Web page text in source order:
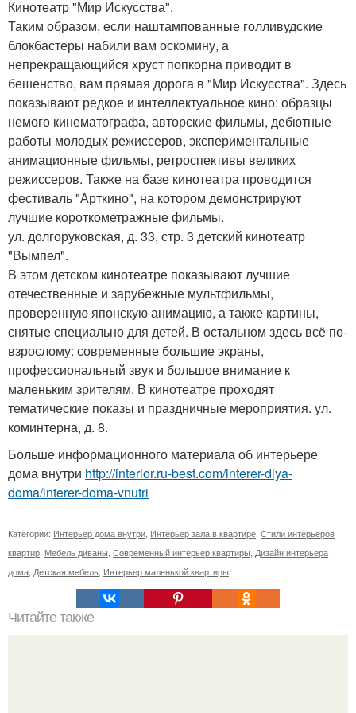
Кинотеатр "Мир Искусства".
Таким образом, если наштампованные голливудские
блокбастеры набили вам оскомину, а
непрекращающийся хруст попкорна приводит в
бешенство, вам прямая дорога в "Мир Искусства". Здесь
показывают редкое и интеллектуальное кино: образцы
немого кинематографа, авторские фильмы, дебютные
работы молодых режиссеров, экспериментальные
анимационные фильмы, ретроспективы великих
режиссеров. Также на базе кинотеатра проводится
фестиваль "Арткино", на котором демонстрируют
лучшие короткометражные фильмы.
ул. долгоруковская, д. 33, стр. 3 детский кинотеатр
"Вымпел".
В этом детском кинотеатре показывают лучшие
отечественные и зарубежные мультфильмы,
проверенную японскую анимацию, а также картины,
снятые специально для детей. В остальном здесь всё по-
взрослому: современные большие экраны,
профессиональный звук и большое внимание к
маленьким зрителям. В кинотеатре проходят
тематические показы и праздничные мероприятия. ул.
коминтерна, д. 8.
Больше информационного материала об интерьере
дома внутри http://interior.ru-best.com/interer-dlya-
doma/interer-doma-vnutri
Категории: Интерьер дома внутри, Интерьер зала в квартире, Стили интерьеров
квартир, Мебель диваны, Современный интерьер квартиры, Дизайн интерьера
дома, Детская мебель, Интерьер маленькой квартиры
Читайте также